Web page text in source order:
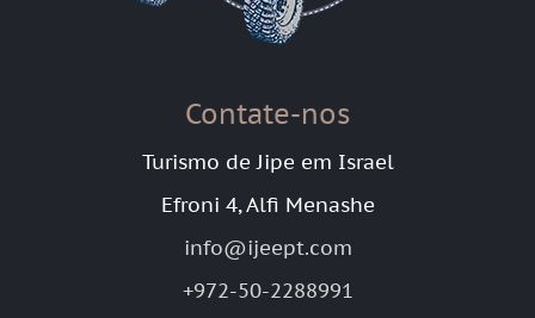
Contate-nos
Turismo de Jipe em Israel
Efroni 4, Alfi Menashe
info@ijeept.com
+972-50-2288991